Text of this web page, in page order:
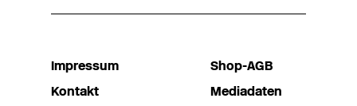
Impressum
Kontakt
Shop-AGB
Mediadaten